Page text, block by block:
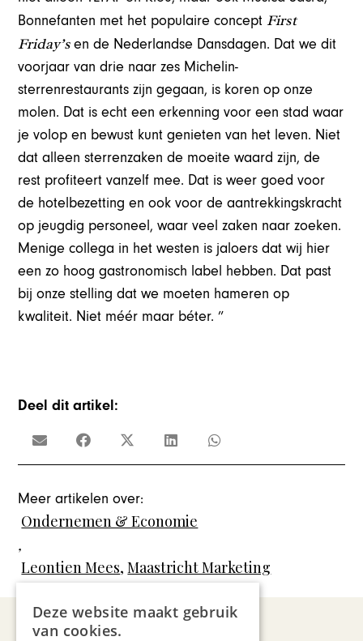
Bonnefanten met het populaire conceptFirst
Friday’sen de Nederlandse Dansdagen. Dat we dit
voorjaar van drie naar zes Michelin-
sterrenrestaurants zijn gegaan, is koren op onze
molen. Dat is echt een erkenning voor een stad waar
je volop en bewust kunt genieten van het leven. Niet
dat alleen sterrenzaken de moeite waard zijn, de
rest profiteert vanzelf mee. Dat is weer goed voor
de hotelbezetting en ook voor de aantrekkingskracht
op jeugdig personeel, waar veel zaken naar zoeken.
Menige collega in het westen is jaloers dat wij hier
een zo hoog gastronomisch label hebben. Dat past
bij onze stelling dat we moeten hameren op
kwaliteit. Niet méér maar béter. ”
Deel dit artikel:
Meer artikelen over:
Ondernemen & Economie
,
Leontien Mees,Maastricht Marketing
Deze website maakt gebruik
van cookies.